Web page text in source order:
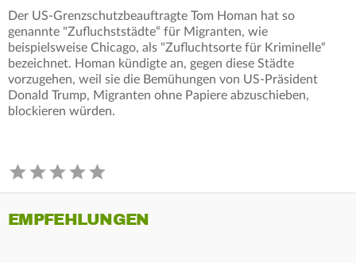
Der US-Grenzschutzbeauftragte Tom Homan hat so
genannte "Zufluchststädte“ für Migranten, wie
beispielsweise Chicago, als "Zufluchtsorte für Kriminelle“
bezeichnet. Homan kündigte an, gegen diese Städte
vorzugehen, weil sie die Bemühungen von US-Präsident
Donald Trump, Migranten ohne Papiere abzuschieben,
blockieren würden.
EMPFEHLUNGEN